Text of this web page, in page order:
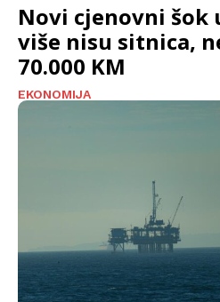
Novi cjenovni šok
više nisu sitnica,
70.000 KM
EKONOMIJA